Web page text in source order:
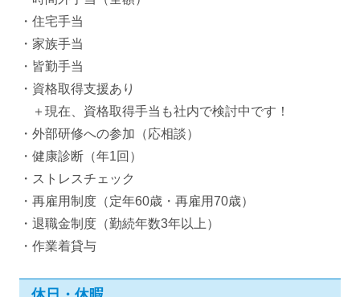
・住宅手当
・家族手当
・皆勤手当
・資格取得支援あり
＋現在、資格取得手当も社内で検討中です！
・外部研修への参加（応相談）
・健康診断（年1回）
・ストレスチェック
・再雇用制度（定年60歳・再雇用70歳）
・退職金制度（勤続年数3年以上）
・作業着貸与